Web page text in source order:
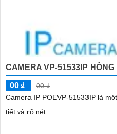
CAMERA VP-51533IP HỒNG
00 ₫
00 ₫
Camera IP POEVP-51533IP là một thiết bị hàng đầu trong
tiết và rõ nét